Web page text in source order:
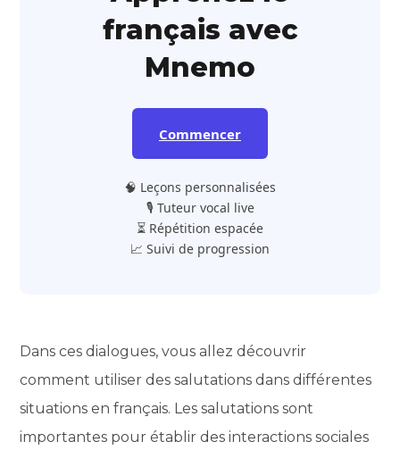
français avec
Mnemo
Commencer
🧠 Leçons personnalisées
🎙️ Tuteur vocal live
⏳ Répétition espacée
📈 Suivi de progression
Dans ces dialogues, vous allez découvrir
comment utiliser des salutations dans différentes
situations en français. Les salutations sont
importantes pour établir des interactions sociales